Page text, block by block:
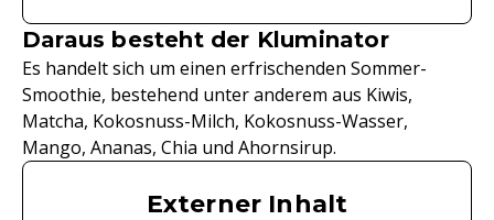
Daraus besteht der Kluminator
Es handelt sich um einen erfrischenden Sommer-
Smoothie, bestehend unter anderem aus Kiwis,
Matcha, Kokosnuss-Milch, Kokosnuss-Wasser,
Mango, Ananas, Chia und Ahornsirup.
Externer Inhalt